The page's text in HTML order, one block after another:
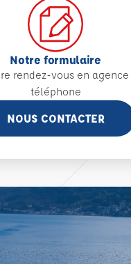
Notre formulaire
rendez-vous en
téléphone
NOUS CONTACTER